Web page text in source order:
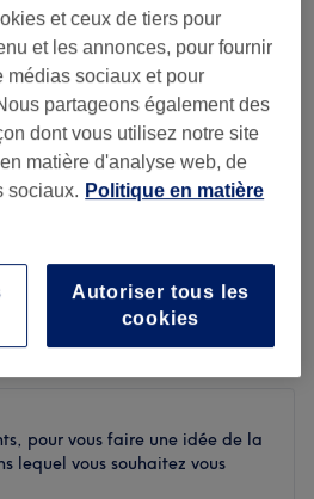
prestations
pour vous faire une idée de la
lequel vous souhaitez vous
et ceux de tiers pour
et les annonces, pour fournir
médias sociaux et pour
partageons également des
dont vous utilisez notre site
matière d'analyse web, de
sociaux. Politique en matière
Autoriser tous les
cookies